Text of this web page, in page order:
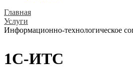
Главная
Услуги
Информационно-технологическое
1С-ИТС